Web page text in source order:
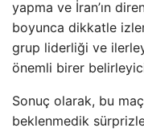
yapma ve İran’ın
boyunca dikkatle
grup liderliği ve
önemli birer
Sonuç olarak, bu
beklenmedik